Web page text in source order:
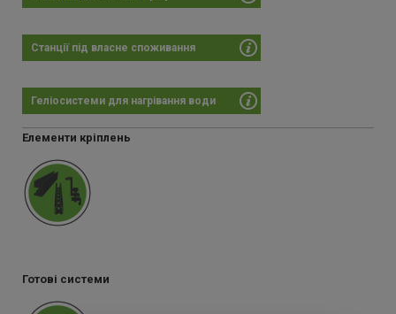
-
22573 67658
Матеріал
Алюміній
Станції під власне споживання
Геліосистеми для нагрівання води
Елементи кріплень
Готові системи